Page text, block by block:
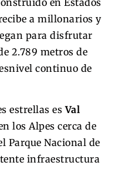
en Estados
a millonarios y
para disfrutar
2.789 metros de
continuo de
estrellas esVal
los Alpes cerca de
Parque Nacional de
infraestructura